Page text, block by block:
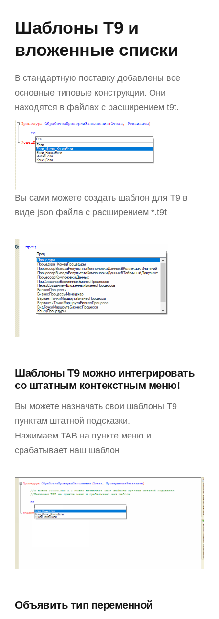
Шаблоны T9 и
вложенные списки
В стандартную поставку добавлены все
основные типовые конструкции. Они
находятся в файлах с расширением t9t.
Вы сами можете создать шаблон для T9 в
виде json файла с расширением *.t9t
Шаблоны T9 можно интегрировать
со штатным контекстным меню!
Вы можете назначать свои шаблоны T9
пунктам штатной подсказки.
Нажимаем TAB на пункте меню и
срабатывает наш шаблон
Объявить тип переменной